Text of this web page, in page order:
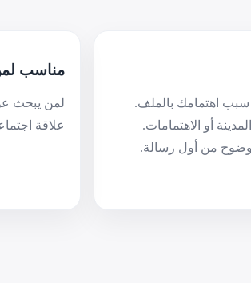
سبب اهتمامك بالملف.
أو الاهتمامات.
من أول رسالة.
مناسب
لمن يبحث
علاقة